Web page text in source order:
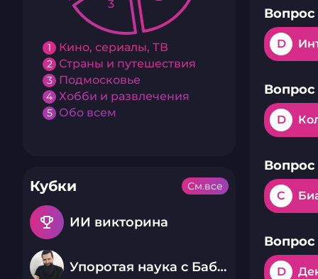
1 Кино, сериалы, ТВ
2 Страны и путешествия
3 Подмосковье
4 Хобби и развлечения
5 Обо всем
3
Кубки
emoji_events ИИ викторина
Упоротая наука с Бабаем Лютым
См.все
Вопрос
D
Вопрос
D
Вопрос
C
Вопрос
D